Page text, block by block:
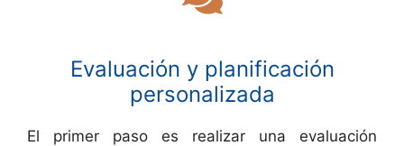
Evaluación y planificación
personalizada
El primer paso es realizar una evaluación